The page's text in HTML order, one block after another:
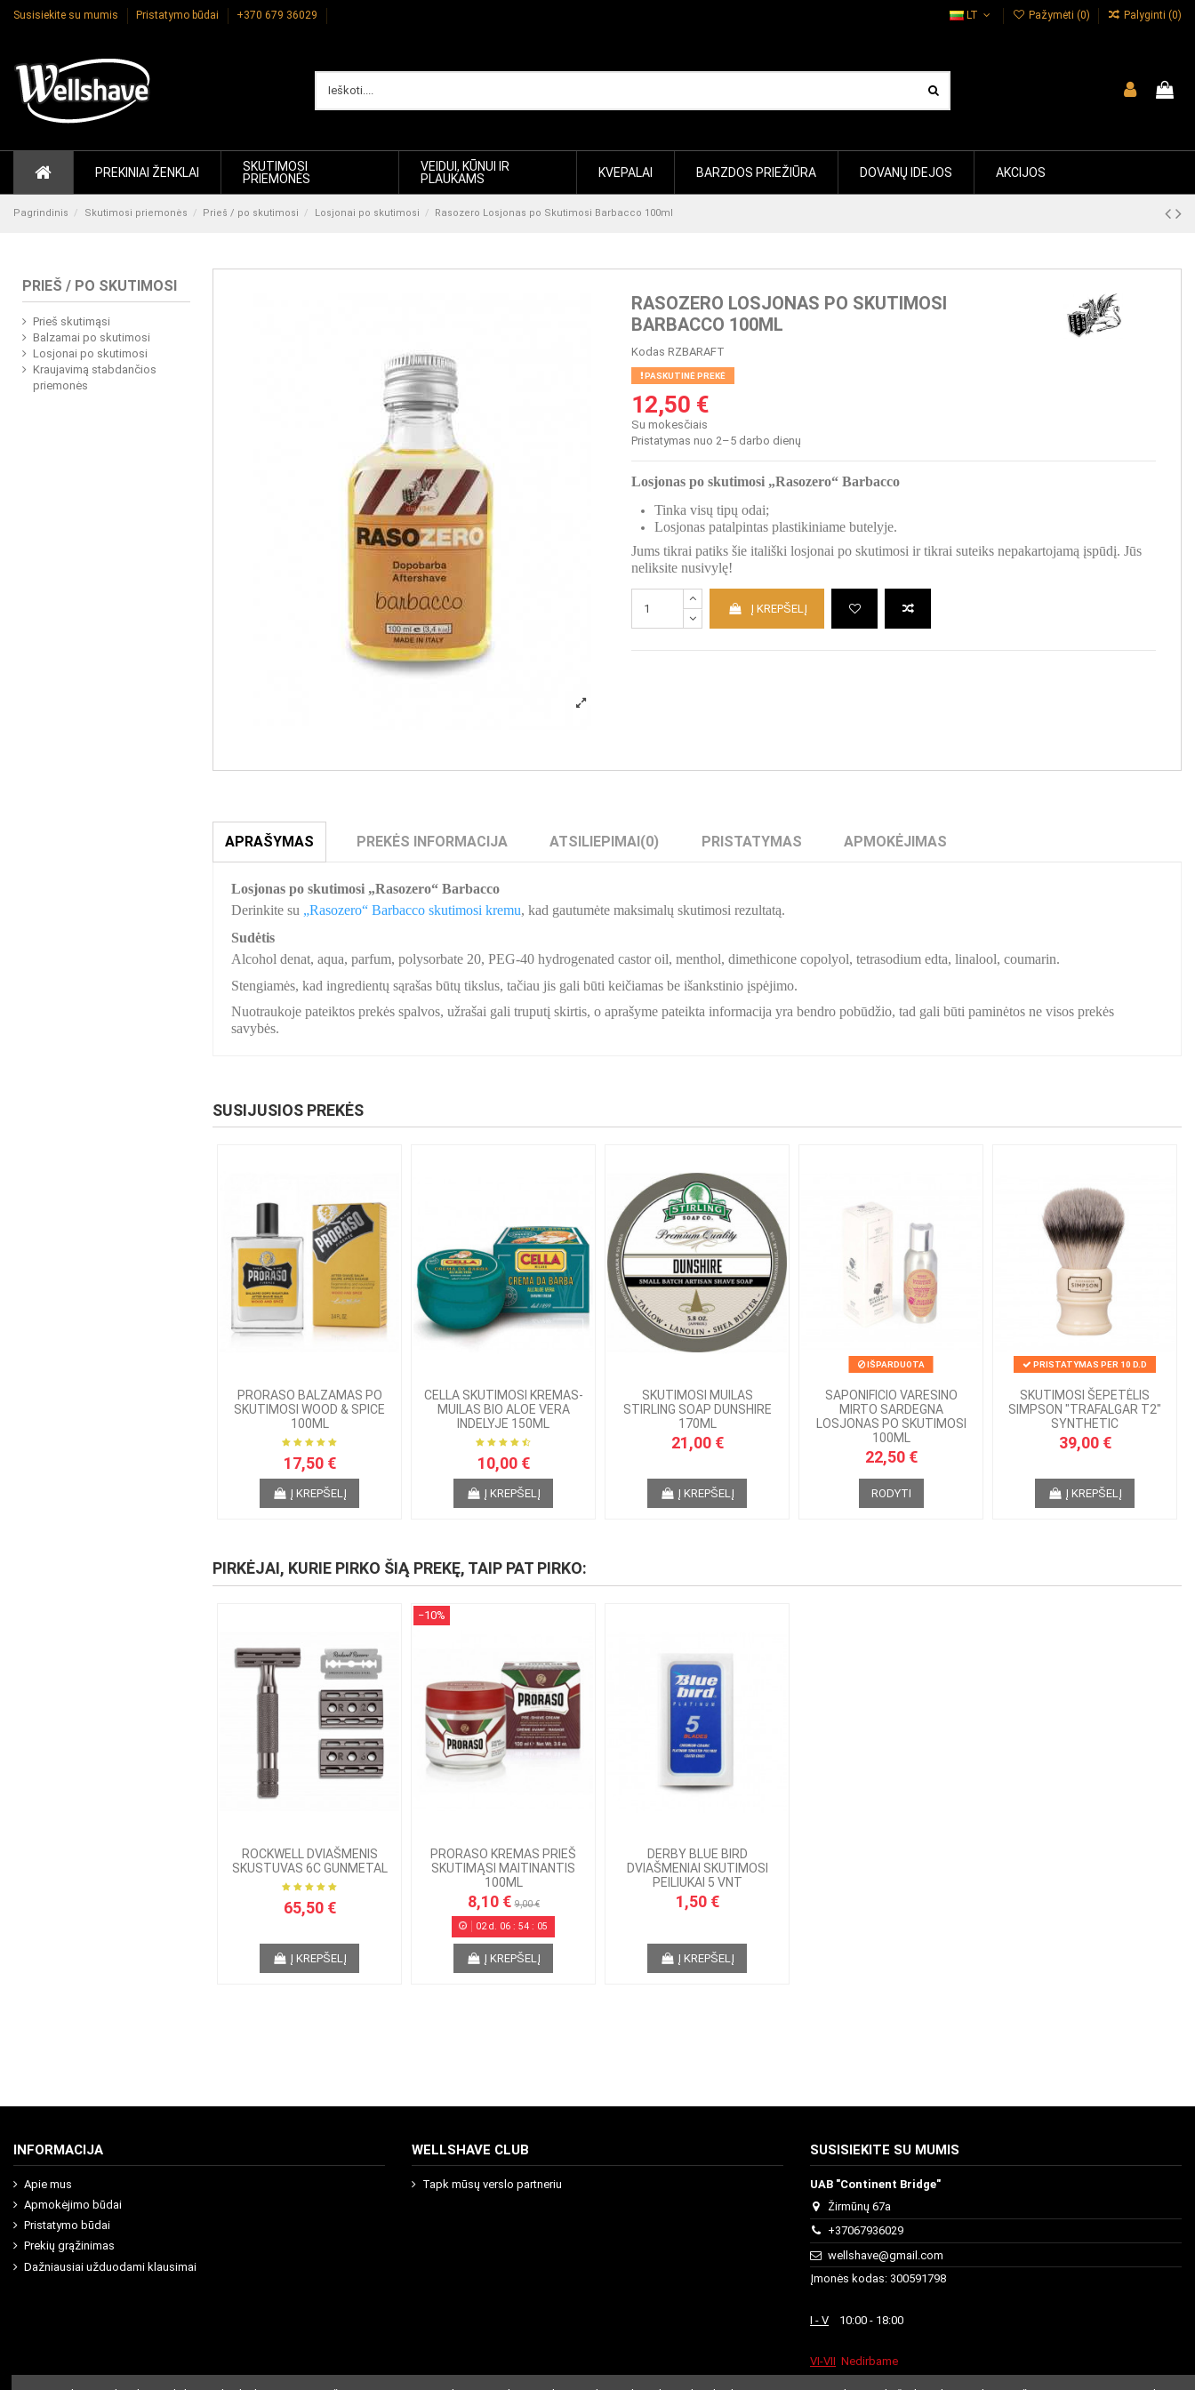
Susisiekite su mumis Pristatymo būdai +370 679 36029 LT Pažymėti (0) Palyginti (0)
PREKINIAI ŽENKLAI
SKUTIMOSI
PRIEMONĖS
VEIDUI, KŪNUI IR
PLAUKAMS
KVEPALAI BARZDOS PRIEŽIŪRA DOVANŲ IDEJOS AKCIJOS
Pagrindinis Skutimosi priemonės Prieš / po skutimosi Losjonai po skutimosi Rasozero Losjonas po Skutimosi Barbacco 100ml
RASOZERO LOSJONAS PO SKUTIMOSI
BARBACCO 100ML
Kodas RZBARAFT
PASKUTINĖ PREKĖ
12,50 €
Su mokesčiais
Pristatymas nuo 2–5 darbo dienų
Losjonas po skutimosi „Rasozero“ Barbacco
Tinka visų tipų odai;
Losjonas patalpintas plastikiniame butelyje.
Jums tikrai patiks šie itališki losjonai po skutimosi ir tikrai suteiks nepakartojamą įspūdį. Jūs
neliksite nusivylę!
Į KREPŠELĮ
APRAŠYMAS PREKĖS INFORMACIJA ATSILIEPIMAI (0) PRISTATYMAS APMOKĖJIMAS
Losjonas po skutimosi „Rasozero“ Barbacco
Derinkite su „Rasozero“ Barbacco skutimosi kremu, kad gautumėte maksimalų skutimosi rezultatą.
Sudėtis
Alcohol denat, aqua, parfum, polysorbate 20, PEG-40 hydrogenated castor oil, menthol, dimethicone copolyol, tetrasodium edta, linalool, coumarin.
Stengiamės, kad ingredientų sąrašas būtų tikslus, tačiau jis gali būti keičiamas be išankstinio įspėjimo.
Nuotraukoje pateiktos prekės spalvos, užrašai gali truputį skirtis, o aprašyme pateikta informacija yra bendro pobūdžio, tad gali būti paminėtos ne visos prekės
savybės.
SUSIJUSIOS PREKĖS
PRORASO BALZAMAS PO
SKUTIMOSI WOOD & SPICE
100ML
17,50 €
Į KREPŠELĮ
CELLA SKUTIMOSI KREMAS-
MUILAS BIO ALOE VERA
INDELYJE 150ML
10,00 €
Į KREPŠELĮ
SKUTIMOSI MUILAS
STIRLING SOAP DUNSHIRE
170ML
21,00 €
Į KREPŠELĮ
IŠPARDUOTA
SAPONIFICIO VARESINO
MIRTO SARDEGNA
LOSJONAS PO SKUTIMOSI
100ML
22,50 €
RODYTI
PRISTATYMAS PER 10 D.D
SKUTIMOSI ŠEPETĖLIS
SIMPSON "TRAFALGAR T2"
SYNTHETIC
39,00 €
Į KREPŠELĮ
PIRKĖJAI, KURIE PIRKO ŠIĄ PREKĘ, TAIP PAT PIRKO:
ROCKWELL DVIAŠMENIS
SKUSTUVAS 6C GUNMETAL
65,50 €
Į KREPŠELĮ
−10%
PRORASO KREMAS PRIEŠ
SKUTIMĄSI MAITINANTIS
100ML
8,10 €9,00 €
02d. 06 :54 : 05
Į KREPŠELĮ
DERBY BLUE BIRD
DVIAŠMENIAI SKUTIMOSI
PEILIUKAI 5 VNT
1,50 €
Į KREPŠELĮ
PRIEŠ / PO SKUTIMOSI
Prieš skutimąsi
Balzamai po skutimosi
Losjonai po skutimosi
Kraujavimą stabdančios
priemonės
INFORMACIJA
Apie mus
Apmokėjimo būdai
Pristatymo būdai
Prekių grąžinimas
Dažniausiai užduodami klausimai
WELLSHAVE CLUB
Tapk mūsų verslo partneriu
SUSISIEKITE SU MUMIS
UAB "Continent Bridge"
Žirmūnų 67a
+37067936029
wellshave@gmail.com
Įmonės kodas: 300591798
I - V 10:00 - 18:00
VI-VII Nedirbame